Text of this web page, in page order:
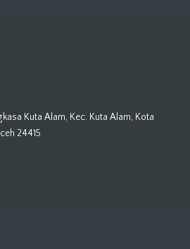
Kuta Alam, Kec. Kuta Alam, Kota
24415